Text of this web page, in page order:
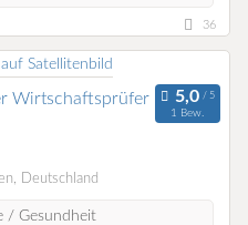
36
Wirtschaftsprüfer
1 Bew.
Deutschland
/ Gesundheit